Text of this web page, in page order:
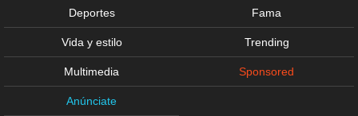
Deportes Fama
Vida y estilo Trending
Multimedia Sponsored
Anúnciate